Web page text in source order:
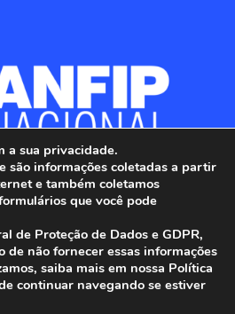
Nacional dos Auditores
Federal do Brasil.
a sua privacidade.
são informações coletadas a partir
e também coletamos
que você pode
de Proteção de Dados e GDPR,
de não fornecer essas informações
saiba mais em nossa Política
continuar navegando se estiver